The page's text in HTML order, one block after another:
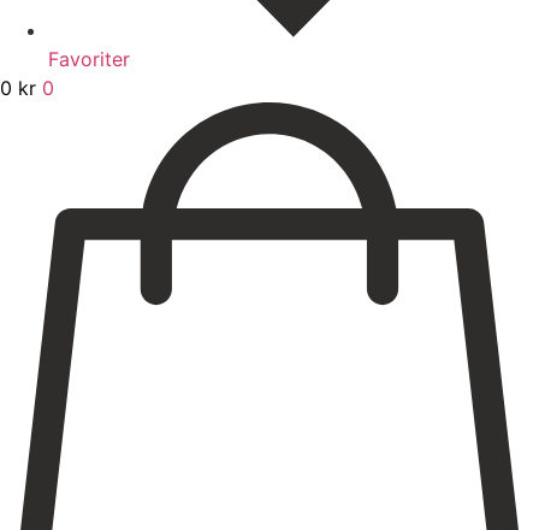
Favoriter
0 kr 0